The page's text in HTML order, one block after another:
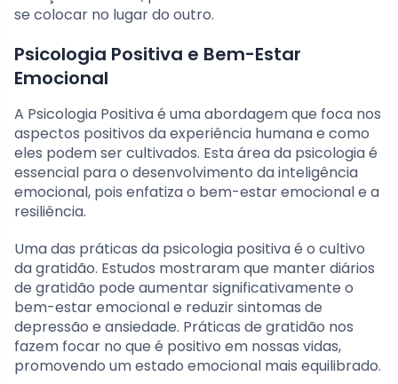
se colocar no lugar do outro.
Psicologia Positiva e Bem-Estar
Emocional
A Psicologia Positiva é uma abordagem que foca nos
aspectos positivos da experiência humana e como
eles podem ser cultivados. Esta área da psicologia é
essencial para o desenvolvimento da inteligência
emocional, pois enfatiza o bem-estar emocional e a
resiliência.
Uma das práticas da psicologia positiva é o cultivo
da gratidão. Estudos mostraram que manter diários
de gratidão pode aumentar significativamente o
bem-estar emocional e reduzir sintomas de
depressão e ansiedade. Práticas de gratidão nos
fazem focar no que é positivo em nossas vidas,
promovendo um estado emocional mais equilibrado.